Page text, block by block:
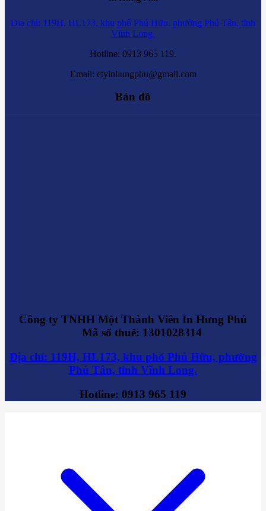
Địa chỉ: 119H, HL173, khu phố Phú Hữu, phường Phú Tân, tỉnh
Vĩnh Long.
Hotline: 0913 965 119.
Email: ctyinhungphu@gmail.com
Bản đồ
Công ty TNHH Một Thành Viên In Hưng Phú
Mã số thuế: 1301028314
Địa chỉ: 119H, HL173, khu phố Phú Hữu, phường
Phú Tân, tỉnh Vĩnh Long.
Hotline: 0913 965 119